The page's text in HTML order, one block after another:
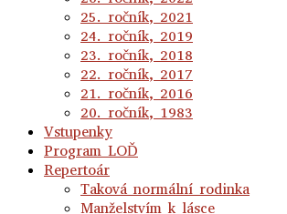
25. ročník, 2021
24. ročník, 2019
23. ročník, 2018
22. ročník, 2017
21. ročník, 2016
20. ročník, 1983
Vstupenky
Program LOĎ
Repertoár
Taková normální rodinka
Manželstvím k lásce